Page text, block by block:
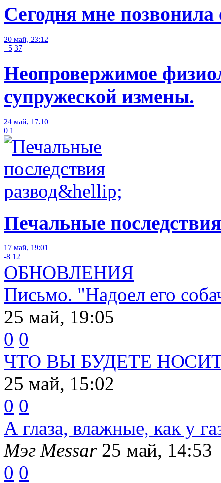
Сегодня мне позвонила
20 май, 23:12
+5 37
Неопровержимое
супружеской измены.
24 май, 17:10
0 1
Печальные
17 май, 19:01
-8 12
ОБНОВЛЕНИЯ
Письмо. "Надоел его
25 май, 19:05
0 0
ЧТО ВЫ БУДЕТЕ
25 май, 15:02
0 0
А глаза, влажные, как у
Мэг Messar 25 май, 14:53
0 0